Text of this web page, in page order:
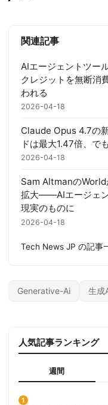
関連記事
AIエージェントツー
クレジットを無断
われる
2026-04-18
Claude Opus 4.7の
ドは最大1.47倍、で
2026-04-18
Sam Altmanの
拡大——AIエージェ
現実のものに
2026-04-18
Tech News JP の記事
Generative-Ai 生成
人気記事ランキング
週間